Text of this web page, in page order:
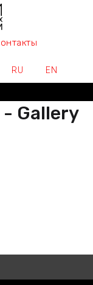
язык
RU EN
- Gallery